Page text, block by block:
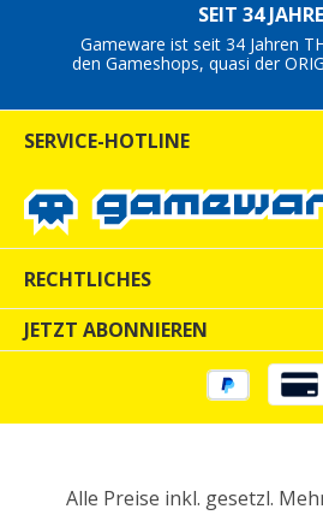
SEIT 34
Gameware ist seit 34 Jahren
den Gameshops, quasi der
SERVICE-HOTLINE
RECHTLICHES
JETZT ABONNIEREN
Alle Preise inkl. gesetzl.